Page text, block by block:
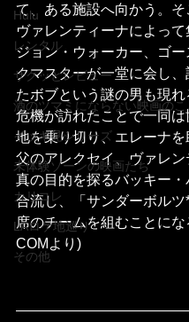
Hulu
レンタル
サクッとレビュー
酒のツマミにならない映画のこ
イッキ見シリーズ
未体験ゾーンの映画たち
カリコレ
LAロケ地巡り
その他
て、ある施設へ向かう。そ
ヴァレンティーナによって
ジョン・ウォーカー、ゴー
クマスターが一堂に会し、
たボブという謎の男も現れ
危機が訪れたことで一同は
地を乗り切り、エレーナを
父のアレクセイ、ヴァレ
真の目的を探るバッキー・
合流し、「サンダーボルツ
席のチームを組むことにな
COMより)